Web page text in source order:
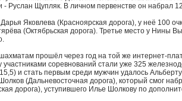
- Руслан Щупляк. В личном первенстве он набрал
Яковлева (Красноярская дорога), у неё 100
(Октябрьская дорога). Третье место у Нины
прошёл через год на той же интернет-
соревнований стали уже 325
и стать первым среди мужчин удалось
(Дальневосточная дорога), который смог
дорога), уступившего Илье Шолкову по